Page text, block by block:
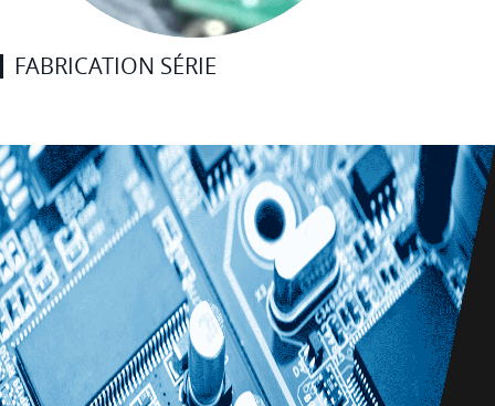
FABRICATION SÉRIE